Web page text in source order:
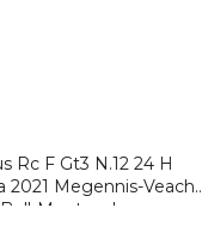
Rc F Gt3 N.12 24 H
2021 Megennis-Veach-
Bell-Montecalvo